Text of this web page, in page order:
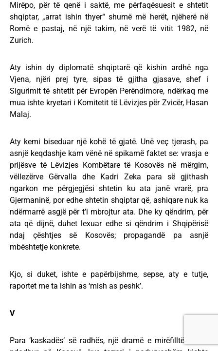
Mirëpo, për të qenë i saktë, me përfaqësuesit e shtetit
shqiptar, „arrat ishin thyer“ shumë më herët, njëherë në
Romë e pastaj, në një takim, në verë të vitit 1982, në
Zurich.
Aty ishin dy diplomatë shqiptarë që kishin ardhë nga
Vjena, njëri prej tyre, sipas të gjitha gjasave, shef i
Sigurimit të shtetit për Evropën Perëndimore, ndërkaq me
mua ishte kryetari i Komitetit të Lëvizjes për Zvicër, Hasan
Malaj.
Aty kemi biseduar një kohë të gjatë. Unë veç tjerash, pa
asnjë keqdashje kam vënë në spikamë faktet se: vrasja e
prijësve të Lëvizjes Kombëtare të Kosovës në mërgim,
vëllezërve Gërvalla dhe Kadri Zeka para së gjithash
ngarkon me përgjegjësi shtetin ku ata janë vrarë, pra
Gjermaninë, por edhe shtetin shqiptar që, ashiqare nuk ka
ndërmarrë asgjë për t’i mbrojtur ata. Dhe ky qëndrim, për
ata që dijnë, duhet lexuar edhe si qëndrim i Shqipërisë
ndaj çështjes së Kosovës; propagandë pa asnjë
mbështetje konkrete.
Kjo, si duket, ishte e papërbijshme, sepse, aty e tutje,
raportet me ta ishin as ‘mish as peshk’.
V
Para ‘kaskadës’ së radhës, një dramë e mirëfilltë kishte